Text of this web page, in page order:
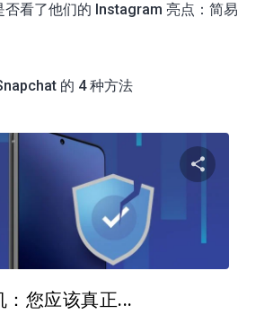
否看了他们的 Instagram 亮点：简易
的 4 种方法
：您应该真正...